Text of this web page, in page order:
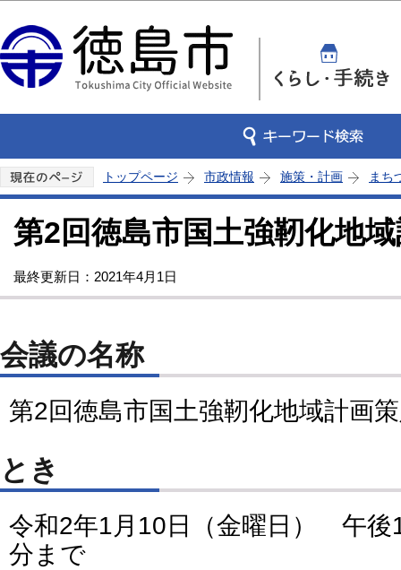
トップページ 市政情報 施策・計画 まち
第2回徳島市国土強靭化地
最終更新日：2021年4月1日
会議の名称
第2回徳島市国土強靭化地域計画
とき
令和2年1月10日（金曜日） 午後
分まで